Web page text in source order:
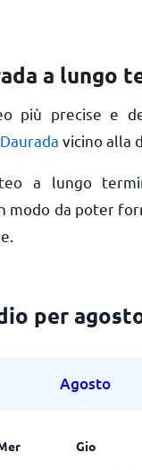
a lungo
più precise e
vicino alla
a lungo
modo da poter
per
Agosto
Gio